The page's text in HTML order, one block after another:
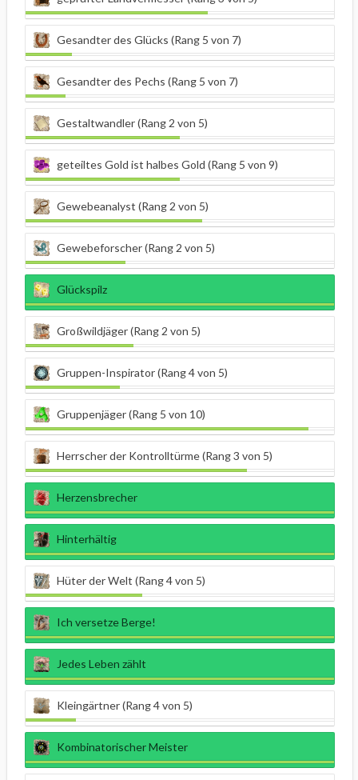
Gesandter des Glücks (Rang 5 von 7)
Gesandter des Pechs (Rang 5 von 7)
Gestaltwandler (Rang 2 von 5)
geteiltes Gold ist halbes Gold (Rang 5 von 9)
Gewebeanalyst (Rang 2 von 5)
Gewebeforscher (Rang 2 von 5)
Glückspilz
Großwildjäger (Rang 2 von 5)
Gruppen-Inspirator (Rang 4 von 5)
Gruppenjäger (Rang 5 von 10)
Herrscher der Kontrolltürme (Rang 3 von 5)
Herzensbrecher
Hinterhältig
Hüter der Welt (Rang 4 von 5)
Ich versetze Berge!
Jedes Leben zählt
Kleingärtner (Rang 4 von 5)
Kombinatorischer Meister